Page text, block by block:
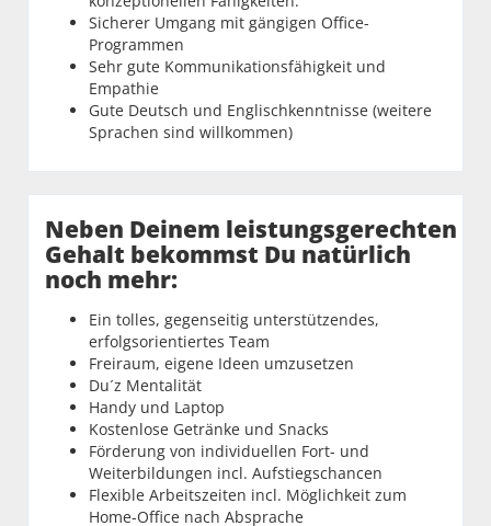
Sicherer Umgang mit gängigen Office-
Programmen
Sehr gute Kommunikationsfähigkeit und
Empathie
Gute Deutsch und Englischkenntnisse (weitere
Sprachen sind willkommen)
Neben Deinem leistungsgerechten
Gehalt bekommst Du natürlich
noch mehr:
Ein tolles, gegenseitig unterstützendes,
erfolgsorientiertes Team
Freiraum, eigene Ideen umzusetzen
Du´z Mentalität
Handy und Laptop
Kostenlose Getränke und Snacks
Förderung von individuellen Fort- und
Weiterbildungen incl. Aufstiegschancen
Flexible Arbeitszeiten incl. Möglichkeit zum
Home-Office nach Absprache